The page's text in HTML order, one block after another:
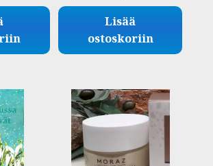
hinta
oli:
50,00 €.
hinta
40,00 €.
Lisää
ostoskoriin